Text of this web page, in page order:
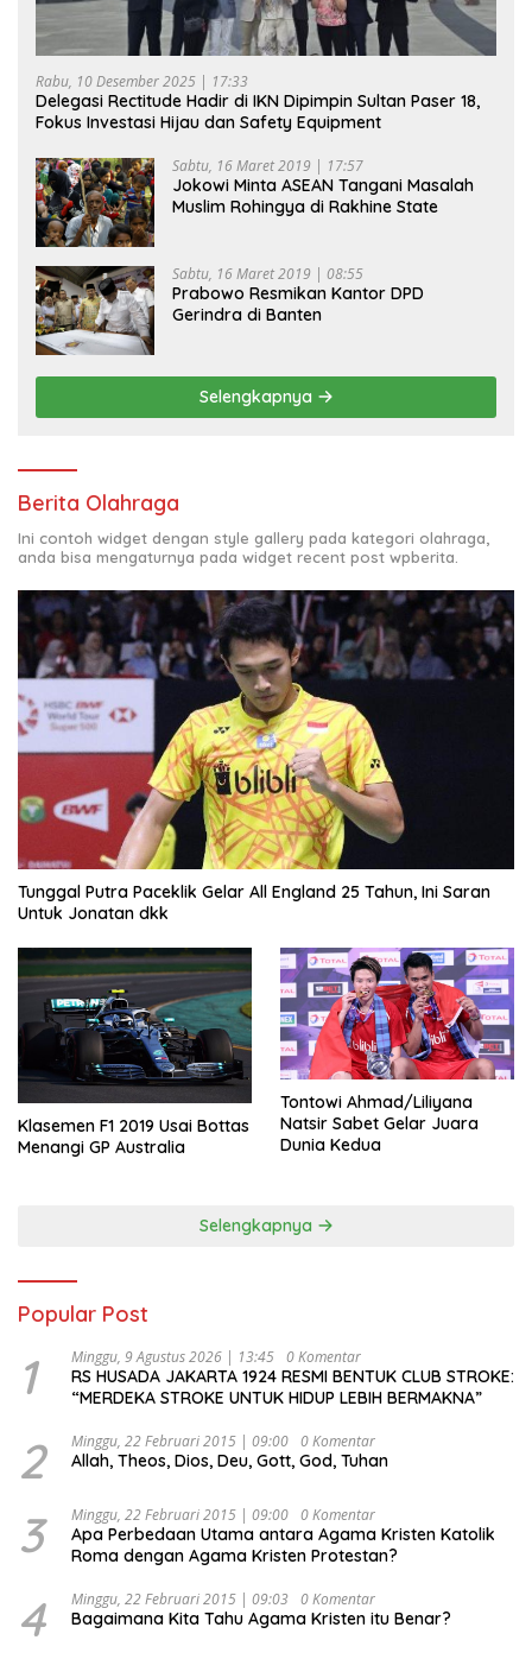
Rabu, 10 Desember 2025 | 17:33
Delegasi Rectitude Hadir di IKN Dipimpin Sultan Paser 18,
Fokus Investasi Hijau dan Safety Equipment
Sabtu, 16 Maret 2019 | 17:57
Jokowi Minta ASEAN Tangani Masalah
Muslim Rohingya di Rakhine State
Sabtu, 16 Maret 2019 | 08:55
Prabowo Resmikan Kantor DPD
Gerindra di Banten
Selengkapnya
Berita Olahraga
Ini contoh widget dengan style gallery pada kategori olahraga,
anda bisa mengaturnya pada widget recent post wpberita.
Tunggal Putra Paceklik Gelar All England 25 Tahun, Ini Saran
Untuk Jonatan dkk
Klasemen F1 2019 Usai Bottas
Menangi GP Australia
Tontowi Ahmad/Liliyana
Natsir Sabet Gelar Juara
Dunia Kedua
Selengkapnya
Popular Post
1 Minggu, 9 Agustus 2026 | 13:45 0 Komentar
RS HUSADA JAKARTA 1924 RESMI BENTUK CLUB STROKE:
“MERDEKA STROKE UNTUK HIDUP LEBIH BERMAKNA”
2 Minggu, 22 Februari 2015 | 09:00 0 Komentar
Allah, Theos, Dios, Deu, Gott, God, Tuhan
3 Minggu, 22 Februari 2015 | 09:00 0 Komentar
Apa Perbedaan Utama antara Agama Kristen Katolik
Roma dengan Agama Kristen Protestan?
4 Minggu, 22 Februari 2015 | 09:03 0 Komentar
Bagaimana Kita Tahu Agama Kristen itu Benar?